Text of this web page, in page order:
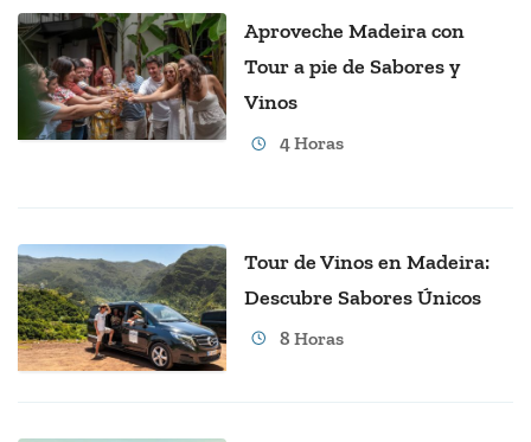
Aproveche Madeira con
Tour a pie de Sabores y
Vinos
4 Horas
Tour de Vinos en Madeira:
Descubre Sabores Únicos
8 Horas